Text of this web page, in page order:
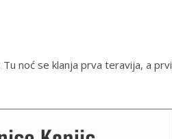
noć se klanja prva teravija, a prvi